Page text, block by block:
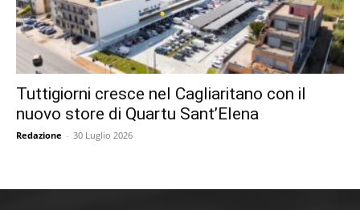
Tuttigiorni cresce nel Cagliaritano con il
nuovo store di Quartu Sant’Elena
Redazione - 30 Luglio 2026